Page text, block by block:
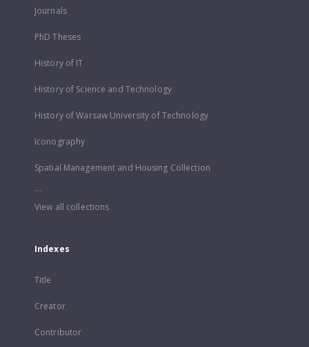
Journals
PhD Theses
History of IT
History of Science and Technology
History of Warsaw University of Technology
Iconography
Spatial Management and Housing Collection
...
View all collections
Indexes
Title
Creator
Contributor